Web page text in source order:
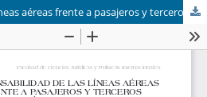
Responsabilidad de las líneas aéreas frente a pasajeros y terceros en Iberoamérica y sus diferencias frente a Europa